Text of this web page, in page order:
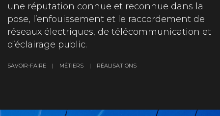
une réputation connue et reconnue dans la
pose, l’enfouissement et le raccordement de
réseaux électriques, de télécommunication et
d’éclairage public.
SAVOIR-FAIRE | MÉTIERS | RÉALISATIONS